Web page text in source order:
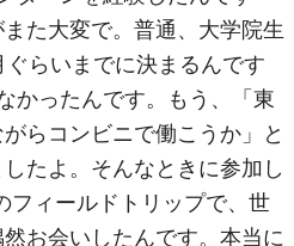
た大変で。普通、大学院生
らいまでに決まるんです
かったんです。もう、「東
らコンビニで働こうか」と
たよ。そんなときに参加し
フィールドトリップで、世
お会いしたんです。本当に